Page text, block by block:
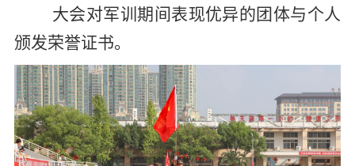
大会对军训期间表现优异的团体与个人
颁发荣誉证书。